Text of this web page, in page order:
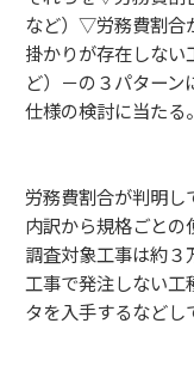
など）▽労務費割合
掛かりが存在しな
ど）－の３パターン
仕様の検討に当たる。
労務費割合が判明
内訳から規格ごとの
調査対象工事は約
工事で発注しない
タを入手するなどし